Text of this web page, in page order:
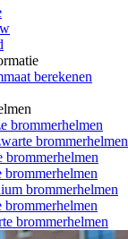
berekenen
brommerhelmen
brommerhelmen
brommerhelmen
brommerhelmen
brommerhelmen
brommerhelmen
brommerhelmen